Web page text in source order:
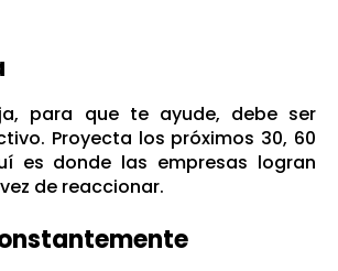
para que te ayude, debe ser
Proyecta los próximos 30, 60
es donde las empresas logran
de reaccionar.